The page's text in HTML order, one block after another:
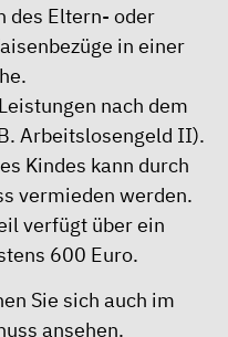
des Eltern- oder
in einer
nach dem
Arbeitslosengeld II).
Kindes kann durch
vermieden werden.
verfügt über ein
600 Euro.
Sie sich auch im
ansehen.